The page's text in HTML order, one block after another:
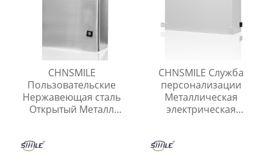
CHNSMILE
Пользовательские
Нержавеющая сталь
Открытый Металл
CHNSMILE Служба
персонализации
Металлическая
электрическая